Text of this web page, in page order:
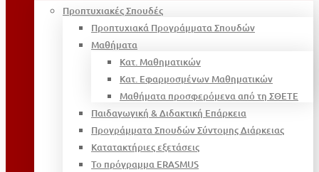
Προπτυχιακές Σπουδές
Προπτυχιακά Προγράμματα Σπουδών
Μαθήματα
Κατ. Μαθηματικών
Κατ. Εφαρμοσμένων Μαθηματικών
Μαθήματα προσφερόμενα από τη ΣΘΕΤΕ
Παιδαγωγική & Διδακτική Επάρκεια
Προγράμματα Σπουδών Σύντομης Διάρκειας
Κατατακτήριες εξετάσεις
Το πρόγραμμα ERASMUS